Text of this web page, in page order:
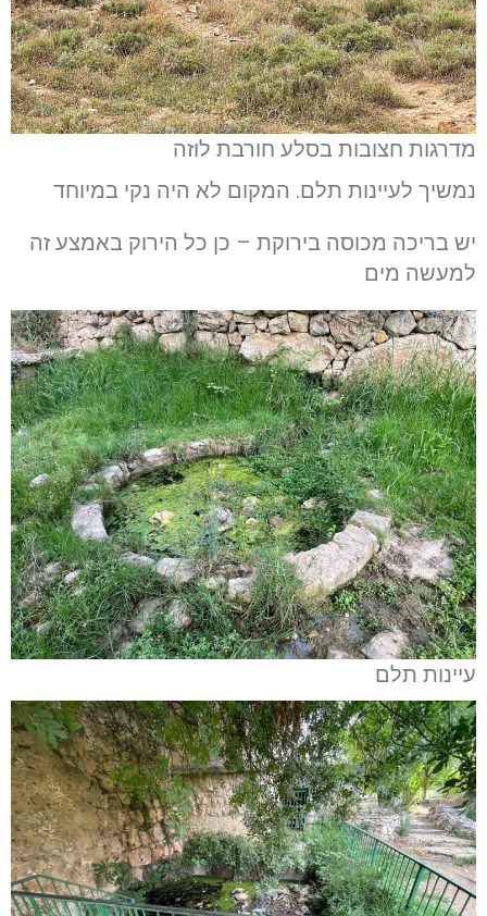
מדרגות חצובות בסלע חורבת לוזה
נמשיך לעיינות תלם. המקום לא היה נקי במיוחד
יש בריכה מכוסה בירוקת – כן כל הירוק באמצע זה
למעשה מים
עיינות תלם